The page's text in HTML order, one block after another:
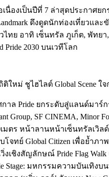
นื่องเป็นปีที่ 7 ล่าสุดประกาศ
ดึงดูดนักท่องเที่ยวแล
ทย อาทิ เซ็นทรัล ภูเก็ต, พัท
2030 บนเวทีโลก
ติใหม่ ชูไฮไลต์ Global Scene ใ
ทศกาล Pride ยกระดับสู่แลน
SF CINEMA, Minor
เมตร หน้าลานหน้าเซ็นทรัลเ
Global Citizen เพื่อย้ำภาพ
เชิงสัญลักษณ์ Pride Flag
มหกรรมความบันเทิงบ